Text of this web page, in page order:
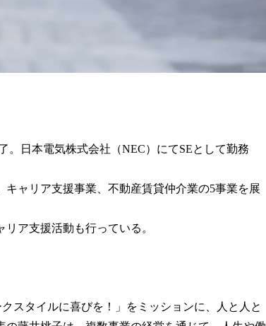
。日本電気株式会社（NEC）にてSEとして勤務
ャリア支援事業、不動産賃貸仲介業の5事業を展
ア支援活動も行っている。
スタイルに喜びを！」をミッションに、人と人と